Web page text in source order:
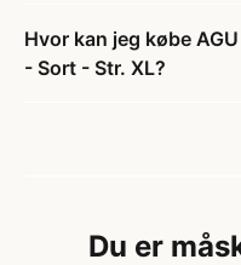
Hvor kan jeg købe
- Sort - Str. XL?
Du er